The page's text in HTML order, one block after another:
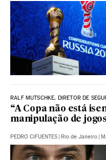
RALF MUTSCHKE, DIRETOR DE
“A Copa não está
manipulação de
PEDRO CIFUENTES | Rio de Janeiro |